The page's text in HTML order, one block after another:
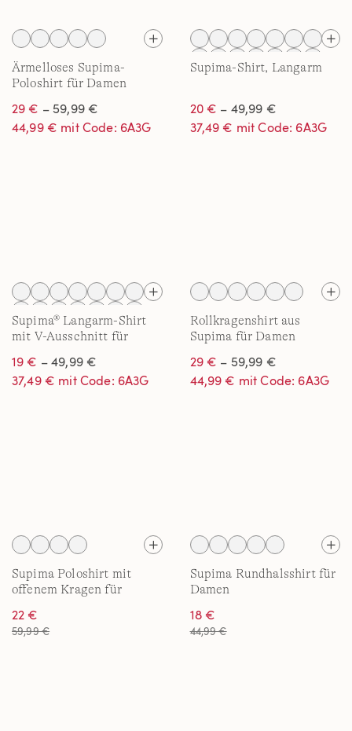
Ärmelloses Supima-
Poloshirt für Damen
29 € – 59,99 €
44,99 € mit Code: 6A3G
Supima-Shirt, Langarm
20 € – 49,99 €
37,49 € mit Code: 6A3G
Supima® Langarm-Shirt
mit V-Ausschnitt für
19 € – 49,99 €
37,49 € mit Code: 6A3G
Rollkragenshirt aus
Supima für Damen
29 € – 59,99 €
44,99 € mit Code: 6A3G
Supima Poloshirt mit
offenem Kragen für
22 €
59,99 €
Supima Rundhalsshirt für
Damen
18 €
44,99 €